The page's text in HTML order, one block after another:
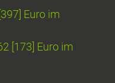
Euro im
[173] Euro im